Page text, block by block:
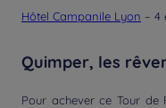
Hôtel Campanile Lyon – 4
Quimper, les
Pour achever ce Tour de